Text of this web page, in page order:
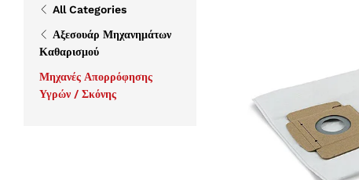
All Categories
Αξεσουάρ Μηχανημάτων
Καθαρισμού
Μηχανές Απορρόφησης
Υγρών / Σκόνης